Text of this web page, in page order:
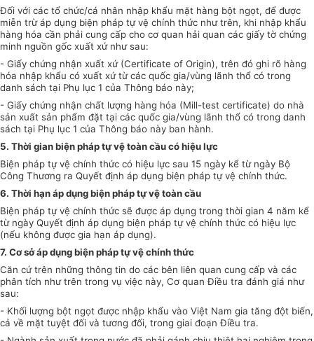
Đối với các tổ chức/cá nhân nhập khẩu mặt hàng bột ngọt, để được
miễn trừ áp dụng biện pháp tự vệ chính thức như trên, khi nhập khẩu
hàng hóa cần phải cung cấp cho cơ quan hải quan các giấy tờ chứng
minh nguồn gốc xuất xứ như sau:
- Giấy chứng nhận xuất xứ (Certificate of Origin), trên đó ghi rõ hàng
hóa nhập khẩu có xuất xứ từ các quốc gia/vùng lãnh thổ có trong
danh sách tại Phụ lục 1 của Thông báo này;
- Giấy chứng nhận chất lượng hàng hóa (Mill-test certificate) do nhà
sản xuất sản phẩm đặt tại các quốc gia/vùng lãnh thổ có trong danh
sách tại Phụ lục 1 của Thông báo này ban hành.
5. Thời gian biện pháp tự vệ toàn cầu có hiệu lực
Biện pháp tự vệ chính thức có hiệu lực sau 15 ngày kể từ ngày Bộ
Công Thương ra Quyết định áp dụng biện pháp tự vệ chính thức.
6. Thời hạn áp dụng biện pháp tự vệ toàn cầu
Biện pháp tự vệ chính thức sẽ được áp dụng trong thời gian 4 năm kể
từ ngày Quyết định áp dụng biện pháp tự vệ chính thức có hiệu lực
(nếu không được gia hạn áp dụng).
7. Cơ sở áp dụng biện pháp tự vệ chính thức
Căn cứ trên những thông tin do các bên liên quan cung cấp và các
phân tích như trên trong vụ việc này, Cơ quan Điều tra đánh giá như
sau:
- Khối lượng bột ngọt được nhập khẩu vào Việt Nam gia tăng đột biến,
cả về mặt tuyệt đối và tương đối, trong giai đoạn Điều tra.